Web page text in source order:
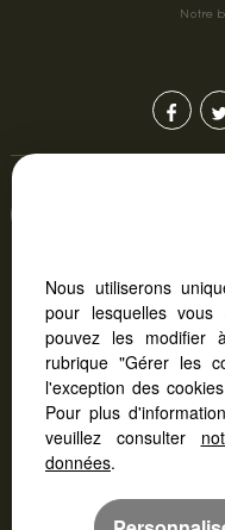
Notre
Afin de vous
depuis votre PC,
site s'adapte
Nous utiliserons
pour lesquelles
pouvez les modifier
rubrique "Gérer les
l'exception des
Pour plus
veuillez consulter
données.